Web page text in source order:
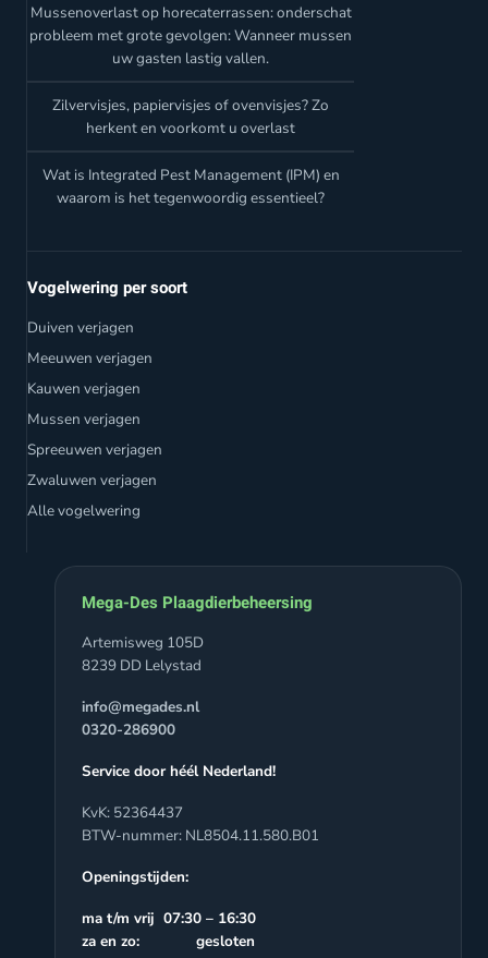
Mussenoverlast op horecaterrassen: onderschat
probleem met grote gevolgen: Wanneer mussen
uw gasten lastig vallen.
Zilvervisjes, papiervisjes of ovenvisjes? Zo
herkent en voorkomt u overlast
Wat is Integrated Pest Management (IPM) en
waarom is het tegenwoordig essentieel?
Vogelwering per soort
Duiven verjagen
Meeuwen verjagen
Kauwen verjagen
Mussen verjagen
Spreeuwen verjagen
Zwaluwen verjagen
Alle vogelwering
Mega-Des Plaagdierbeheersing
Artemisweg 105D
8239 DD Lelystad
info@megades.nl
0320-286900
Service door héél Nederland!
KvK: 52364437
BTW-nummer: NL8504.11.580.B01
Openingstijden:
ma t/m vrij 07:30 – 16:30
za en zo: gesloten